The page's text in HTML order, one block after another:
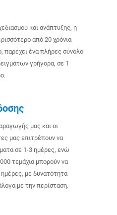
και ανάπτυξης, η
από 20 χρόνια
παρέχει ένα πλήρες σύνολο
γρήγορα, σε 1
μας και οι
μας επιτρέπουν να
σε 1-3 ημέρες, ενώ
τεμάχια μπορούν να
με δυνατότητα
με την περίσταση.